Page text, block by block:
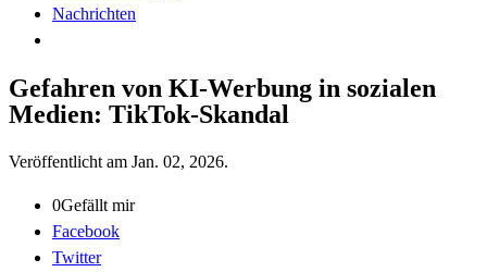
Nachrichten
Gefahren von KI-Werbung in sozialen
Medien: TikTok-Skandal
Veröffentlicht am Jan. 02, 2026.
0Gefällt mir
Facebook
Twitter